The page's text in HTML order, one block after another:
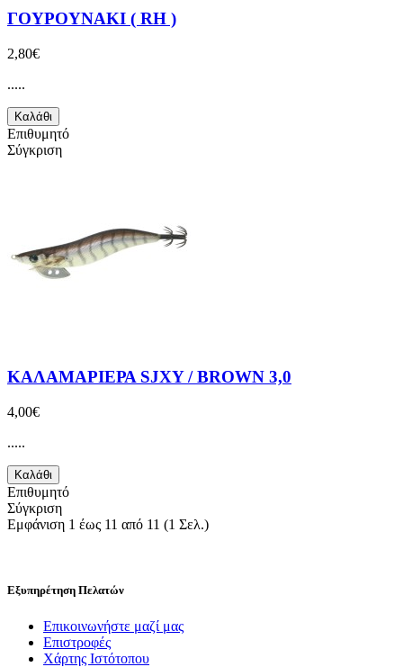
ΓΟΥΡΟΥΝΑΚΙ ( RH )
2,80€
.....
Καλάθι
Επιθυμητό
Σύγκριση
ΚΑΛΑΜΑΡΙΕΡΑ SJXY / BROWN 3,0
4,00€
.....
Καλάθι
Επιθυμητό
Σύγκριση
Εμφάνιση 1 έως 11 από 11 (1 Σελ.)
Εξυπηρέτηση Πελατών
Επικοινωνήστε μαζί μας
Επιστροφές
Χάρτης Ιστότοπου